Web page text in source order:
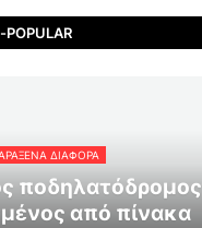
ΔΙΑΦΟΡΑ
ποδηλατόδρομος
από πίνακα